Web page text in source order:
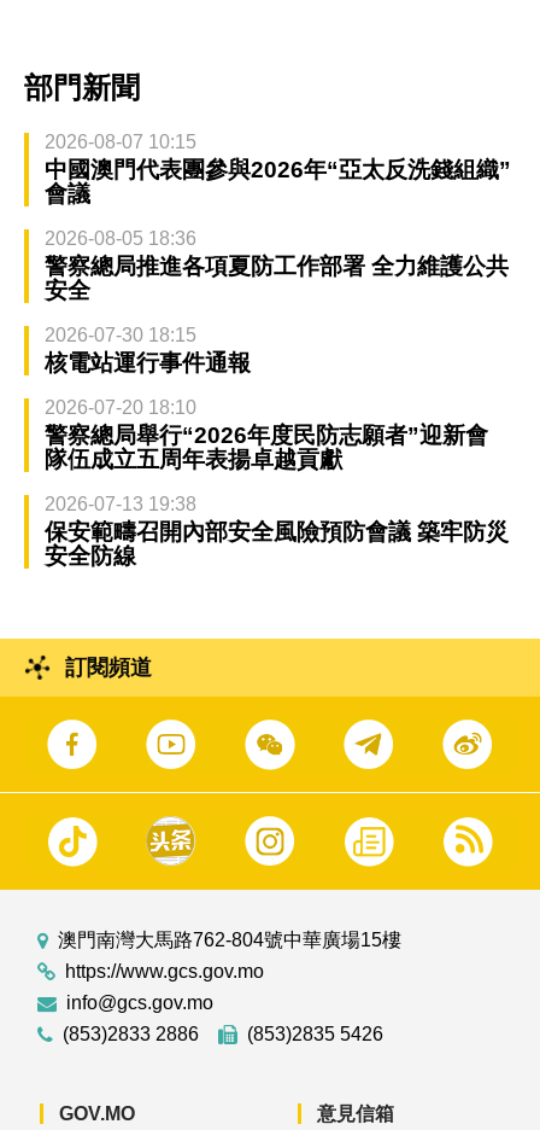
部門新聞
2026-08-07 10:15
中國澳門代表團參與2026年“亞太反洗錢組織”
會議
2026-08-05 18:36
警察總局推進各項夏防工作部署 全力維護公共
安全
2026-07-30 18:15
核電站運行事件通報
2026-07-20 18:10
警察總局舉行“2026年度民防志願者”迎新會
隊伍成立五周年表揚卓越貢獻
2026-07-13 19:38
保安範疇召開內部安全風險預防會議 築牢防災
安全防線
訂閱頻道
澳門南灣大馬路762-804號中華廣場15樓
https://www.gcs.gov.mo
info@gcs.gov.mo
(853)2833 2886
(853)2835 5426
GOV.MO 意見信箱